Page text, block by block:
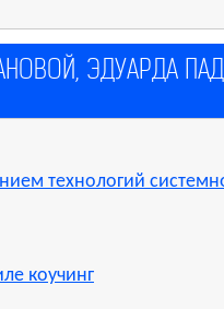
ЭДУАРДА
технологий
коучинг